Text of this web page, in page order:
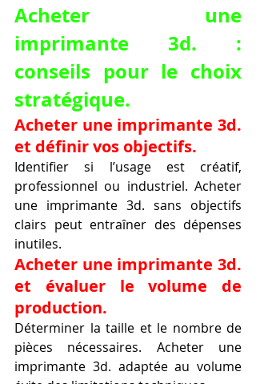
Acheter une
imprimante 3d. :
conseils pour le choix
stratégique.
Acheter une imprimante 3d.
et définir vos objectifs.
Identifier si l’usage est créatif,
professionnel ou industriel. Acheter
une imprimante 3d. sans objectifs
clairs peut entraîner des dépenses
inutiles.
Acheter une imprimante 3d.
et évaluer le volume de
production.
Déterminer la taille et le nombre de
pièces nécessaires. Acheter une
imprimante 3d. adaptée au volume